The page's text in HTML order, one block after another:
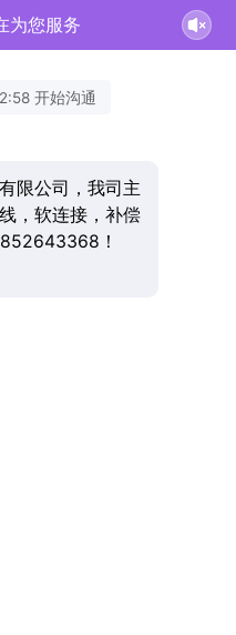
为您服务
开始沟通
限公司，我司主
，软连接，补偿
！